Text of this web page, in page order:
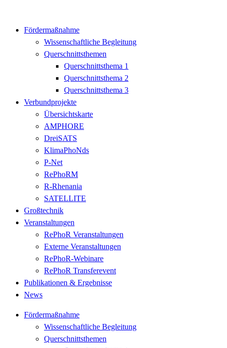
Fördermaßnahme
Wissenschaftliche Begleitung
Querschnittsthemen
Querschnittsthema 1
Querschnittsthema 2
Querschnittsthema 3
Verbundprojekte
Übersichtskarte
AMPHORE
DreiSATS
KlimaPhoNds
P-Net
RePhoRM
R-Rhenania
SATELLITE
Großtechnik
Veranstaltungen
RePhoR Veranstaltungen
Externe Veranstaltungen
RePhoR-Webinare
RePhoR Transferevent
Publikationen & Ergebnisse
News
Fördermaßnahme
Wissenschaftliche Begleitung
Querschnittsthemen